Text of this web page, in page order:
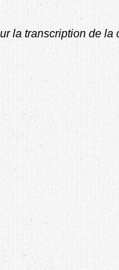
la transcription de la